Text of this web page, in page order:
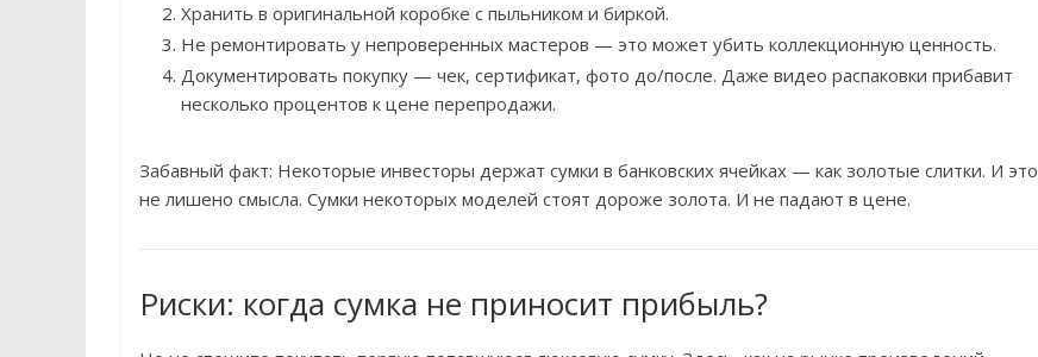
Хранить в оригинальной коробке с пыльником и биркой.
Не ремонтировать у непроверенных мастеров — это может убить коллекционную ценность.
Документировать покупку — чек, сертификат, фото до/после. Даже видео распаковки прибавит
несколько процентов к цене перепродажи.
Забавный факт: Некоторые инвесторы держат сумки в банковских ячейках — как золотые слитки. И это
не лишено смысла. Сумки некоторых моделей стоят дороже золота. И не падают в цене.
Риски: когда сумка не приносит прибыль?